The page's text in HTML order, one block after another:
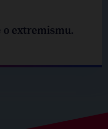
o extremismu.